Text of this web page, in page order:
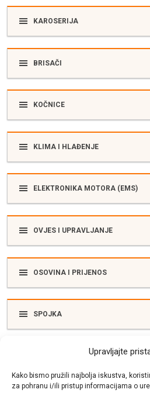
Upravljajte
Kako bismo pružili najbolja iskustva,
za pohranu i/ili pristup informacijama o
KAROSERIJA
BRISAČI
KOČNICE
KLIMA I HLAĐENJE
ELEKTRONIKA MOTORA (EMS)
OVJES I UPRAVLJANJE
OSOVINA I PRIJENOS
SPOJKA